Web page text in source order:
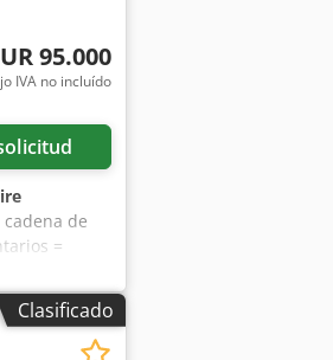
95.000
IVA no incluído
cadena de
=
323FLN
sin
Alcance:
Clasificado